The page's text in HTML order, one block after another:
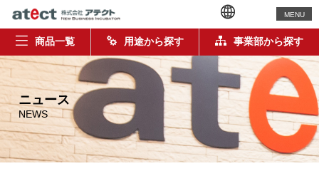
MENU
商品一覧 用途から探す 事業部から探す
ニュース
NEWS